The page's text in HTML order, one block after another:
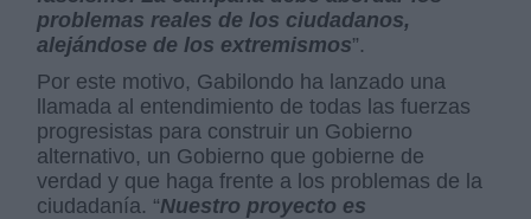
problemas reales de los ciudadanos,
alejándose de los extremismos”.
Por este motivo, Gabilondo ha lanzado una
llamada al entendimiento de todas las fuerzas
progresistas para construir un Gobierno
alternativo, un Gobierno que gobierne de
verdad y que haga frente a los problemas de la
ciudadanía. “Nuestro proyecto es